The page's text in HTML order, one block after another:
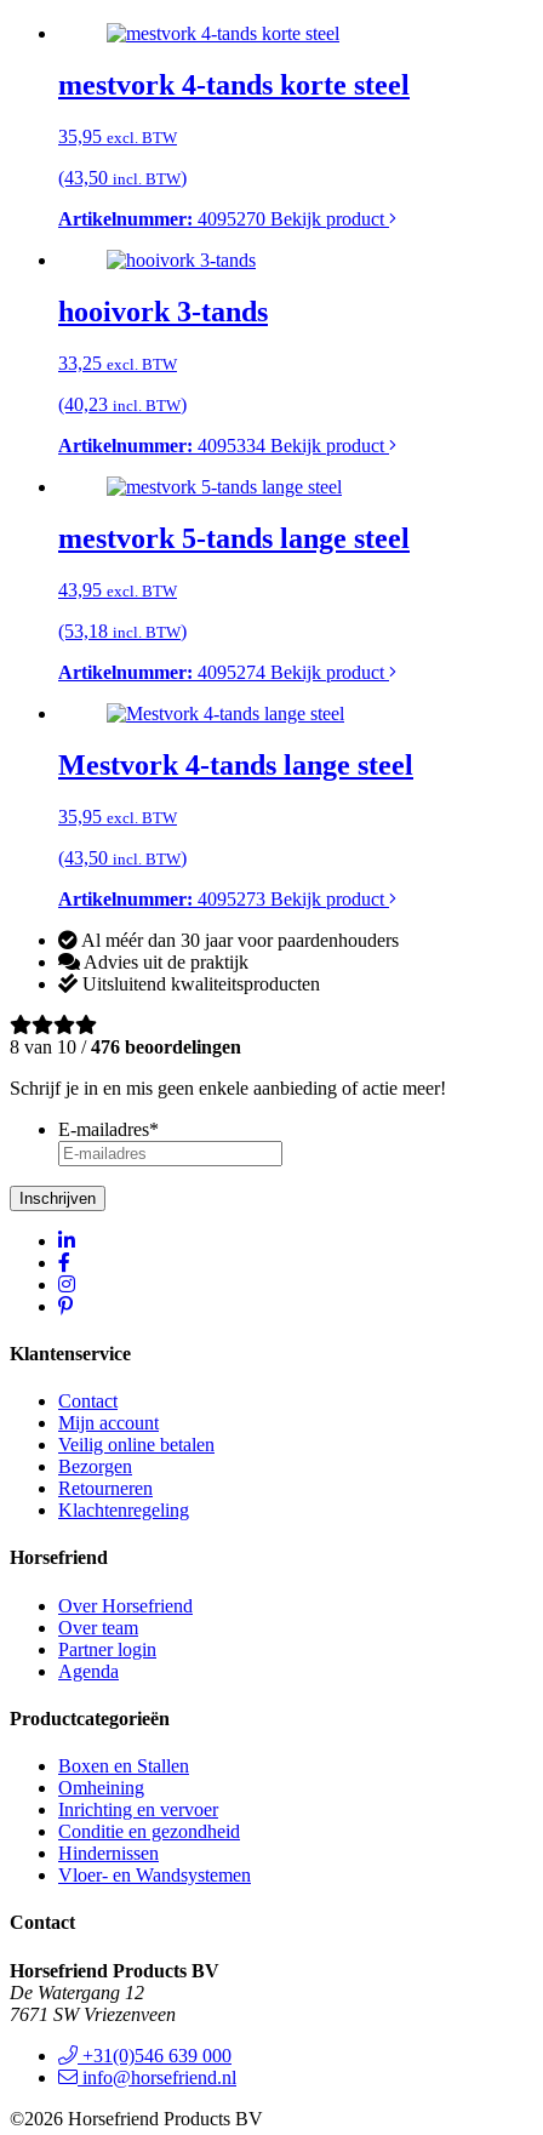
mestvork 4-tands korte steel
35,95 excl. BTW
(43,50 incl. BTW)
Artikelnummer: 4095270 Bekijk product
hooivork 3-tands
33,25 excl. BTW
(40,23 incl. BTW)
Artikelnummer: 4095334 Bekijk product
mestvork 5-tands lange steel
43,95 excl. BTW
(53,18 incl. BTW)
Artikelnummer: 4095274 Bekijk product
Mestvork 4-tands lange steel
35,95 excl. BTW
(43,50 incl. BTW)
Artikelnummer: 4095273 Bekijk product
Al méér dan 30 jaar voor paardenhouders
Advies uit de praktijk
Uitsluitend kwaliteitsproducten
8 van 10 /476 beoordelingen
Schrijf je in en mis geen enkele aanbieding of actie meer!
E-mailadres*
Inschrijven
Klantenservice
Contact
Mijn account
Veilig online betalen
Bezorgen
Retourneren
Klachtenregeling
Horsefriend
Over Horsefriend
Over team
Partner login
Agenda
Productcategorieën
Boxen en Stallen
Omheining
Inrichting en vervoer
Conditie en gezondheid
Hindernissen
Vloer- en Wandsystemen
Contact
Horsefriend Products BV
De Watergang 12
7671 SW Vriezenveen
+31(0)546 639 000
info@horsefriend.nl
©2026 Horsefriend Products BV